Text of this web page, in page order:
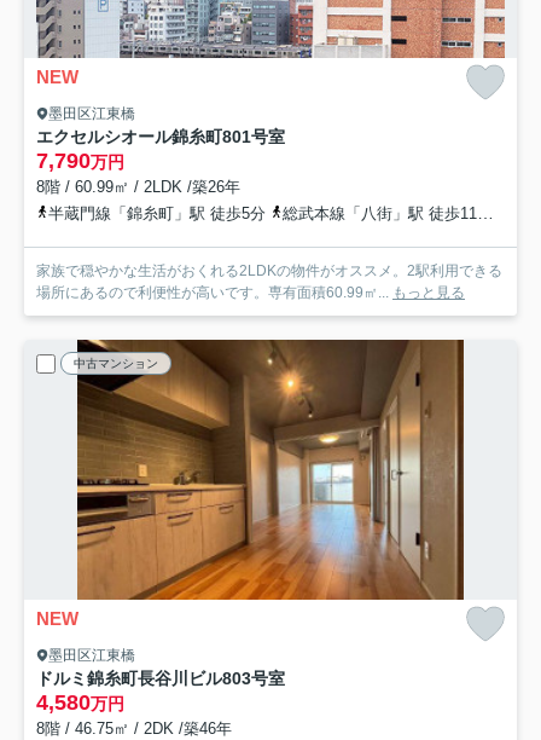
NEW
墨田区江東橋
エクセルシオール錦糸町801号室
7,790万円
8階 / 60.99㎡ / 2LDK /築26年
半蔵門線「錦糸町」駅 徒歩5分
総武本線「八街」駅 徒歩11分
家族で穏やかな生活がおくれる2LDKの物件がオススメ。2駅利用できる
場所にあるので利便性が高いです。専有面積60.99㎡... もっと見る
中古マンション
NEW
墨田区江東橋
ドルミ錦糸町長谷川ビル803号室
4,580万円
8階 / 46.75㎡ / 2DK /築46年